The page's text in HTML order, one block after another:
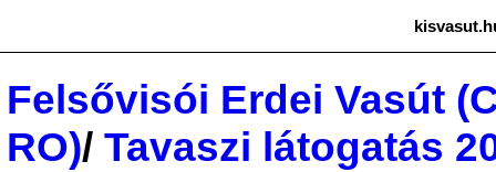
Felsővisói Erdei Vasút
RO)/ Tavaszi látogatás